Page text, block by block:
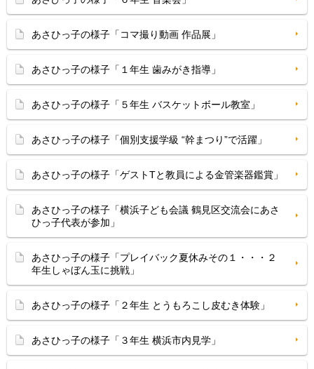
あさひっ子の様子「コマ撮り動画 作品展」
あさひっ子の様子「１年生 歯みがき指導」
あさひっ子の様子「５年生 バスケットボール教室」
あさひっ子の様子「個別支援学級 “幹まつり”で活躍」
あさひっ子の様子「ゲストTと教員による金管楽器鑑賞」
あさひっ子の様子「横浜子ども会議 鶴見区交流会にあさ
ひっ子代表が参加」
あさひっ子の様子「プレイバック夏休みその１・・・２
年生しゃぼん玉に挑戦」
あさひっ子の様子「２年生 とうもろこし皮むき体験」
あさひっ子の様子「３年生 横浜市内見学」